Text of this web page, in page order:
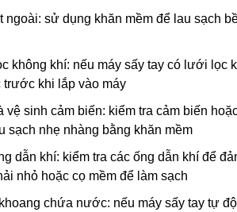
ngoài: sử dụng khăn mềm để lau sạch
không khí: nếu máy sấy tay có lưới lọc
khi lắp vào máy
vệ sinh cảm biến: kiểm tra cảm biến
sạch nhẹ nhàng bằng khăn mềm
dẫn khí: kiểm tra các ống dẫn khí để
nhỏ hoặc cọ mềm để làm sạch
chứa nước: nếu máy sấy tay tự